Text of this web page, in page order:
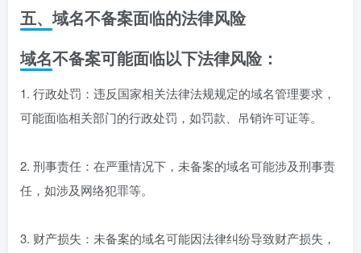
五、域名不备案面临的法律风险
域名不备案可能面临以下法律风险：
1. 行政处罚：违反国家相关法律法规规定的域名管理要求，
可能面临相关部门的行政处罚，如罚款、吊销许可证等。
2. 刑事责任：在严重情况下，未备案的域名可能涉及刑事责
任，如涉及网络犯罪等。
3. 财产损失：未备案的域名可能因法律纠纷导致财产损失，